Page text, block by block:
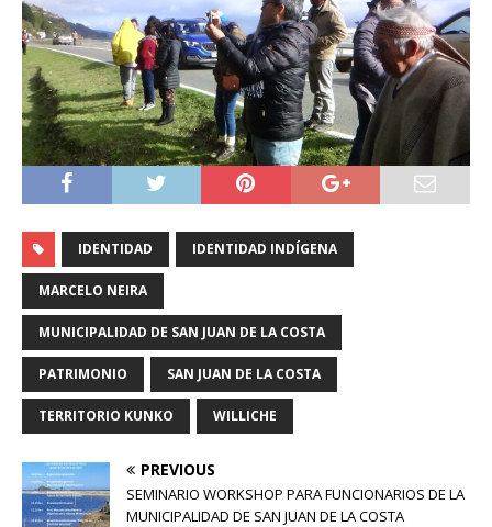
IDENTIDAD IDENTIDAD INDÍGENA
MARCELO NEIRA
MUNICIPALIDAD DE SAN JUAN DE LA COSTA
PATRIMONIO SAN JUAN DE LA COSTA
TERRITORIO KUNKO WILLICHE
PREVIOUS
SEMINARIO WORKSHOP PARA FUNCIONARIOS DE LA
MUNICIPALIDAD DE SAN JUAN DE LA COSTA